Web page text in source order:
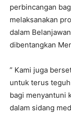
perbincangan
melaksanakan
dalam
dibentangkan
” Kami juga
untuk terus
bagi menyantuni
dalam sidang